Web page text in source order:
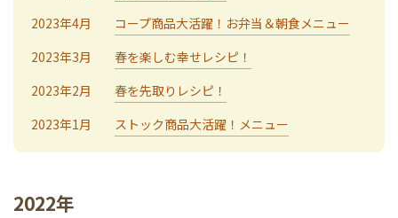
2023年4月
コープ商品大活躍！お弁当＆朝食メニュー
2023年3月
春を楽しむ幸せレシピ！
2023年2月
春を先取りレシピ！
2023年1月
ストック商品大活躍！メニュー
2022年